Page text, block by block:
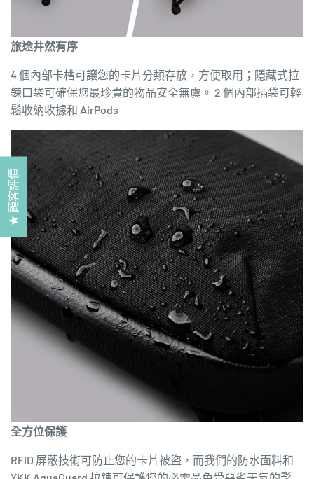
旅途井然有序
4 個內部卡槽可讓您的卡片分類存放，方便取用；隱藏式拉
鍊口袋可確保您最珍貴的物品安全無虞。 2 個內部插袋可輕
鬆收納收據和 AirPods
全方位保護
RFID 屏蔽技術可防止您的卡片被盜，而我們的防水面料和
★ 顧客評價